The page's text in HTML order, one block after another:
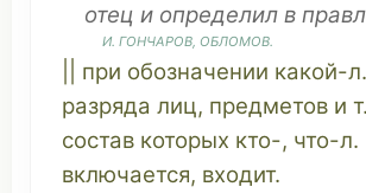
отец и определил в
И. ГОНЧАРОВ, ОБЛОМОВ.
|| при обозначении какой-л.
разряда лиц, предметов и
состав которых кто-, что-л.
включается, входит.